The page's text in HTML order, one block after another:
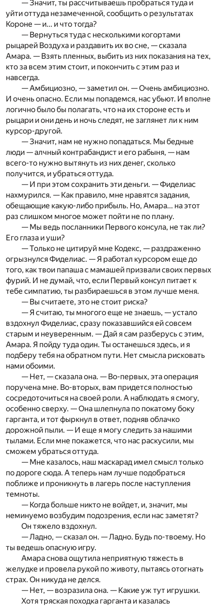
— Значит, ты рассчитываешь пробраться туда и
уйти оттуда незамеченной, сообщить о результатах
Короне — и... и что тогда?
— Вернуться туда с несколькими когортами
рыцарей Воздуха и раздавить их во сне, — сказала
Амара. — Взять пленных, выбить из них показания на тех,
кто за всем этим стоит, и покончить с этим раз и
навсегда.
— Амбициозно, — заметил он. — Очень амбициозно.
И очень опасно. Если мы попадемся, нас убьют. И вполне
логично было бы полагать, что на их стороне есть и
рыцари и они день и ночь следят, не заглянет ли к ним
курсор-другой.
— Значит, нам не нужно попадаться. Мы бедные
люди — алчный контрабандист и его рабыня, — нам
всего-то нужно вытянуть из них денег, сколько
получится, и убраться оттуда.
— И при этом сохранить эти деньги. — Фиделиас
нахмурился. — Как правило, мне нравятся задания,
обещающие какую-либо прибыль. Но, Амара... на этот
раз слишком многое может пойти не по плану.
— Мы ведь посланники Первого консула, не так ли?
Его глаза и уши?
— Только не цитируй мне Кодекс, — раздраженно
огрыз­нулся Фиделиас. — Я работал курсором еще до
того, как твои папаша с мамашей призвали своих первых
фурий. И не думай, что, если Первый консул питает к
тебе симпатию, ты разбираешься в этом лучше меня.
— Вы считаете, это не стоит риска?
— Я считаю, ты многого еще не знаешь, — устало
вздохнул Фиделиас, сразу показавшийся ей совсем
старым и неуверенным. — Дай я сам разберусь с этим,
Амара. Я пойду туда один. Ты останешься здесь, и я
подберу тебя на обратном пути. Нет смысла рисковать
нами обоими.
— Нет, — сказала она. — Во-первых, эта операция
поручена мне. Во-вторых, вам придется полностью
сосредоточиться на своей роли. А наблюдать я смогу,
особенно сверху. — Она шлепнула по покатому боку
гарганта, и тот фырк­нул в ответ, подняв облачко
дорожной пыли. — И еще я могу следить за нашими
тылами. Если мне покажется, что нас раскусили, мы
сможем убраться оттуда.
— Мне казалось, наш маскарад имел смысл только
по дороге сюда. А теперь нам лучше подобраться
поближе и проникнуть в лагерь после наступления
темноты.
— Когда больше никто не войдет, и, значит, мы
неминуе­мо возбудим подозрения, если нас заметят?
Он тяжело вздохнул.
— Ладно, — сказал он. — Ладно. Будь по-твоему. Но
ты ведешь опасную игру.
Амара снова ощутила неприятную тяжесть в
желудке и провела рукой по животу, пытаясь отогнать
страх. Он никуда не делся.
— Нет, — возразила она. — Какие уж тут игрушки.
Хотя тряская походка гарганта и казалась